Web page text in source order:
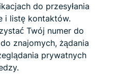
do przesyłania
i listę kontaktów.
Twój numer do
znajomych, żądania
prywatnych